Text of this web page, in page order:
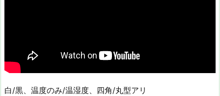
白/黒、温度のみ/温湿度、四角/丸型アリ